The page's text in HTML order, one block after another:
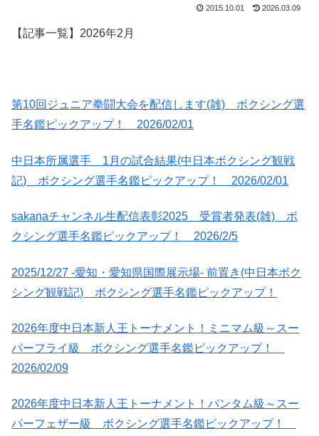
2015.10.01 2026.03.09
【記事一覧】2026年2月
第10回ジュニア拳闘大会を配信します(雑) ボクシング選
手名鑑ピックアップ！ 2026/02/01
中日本所属選手 1月の試合結果(中日本ボクシング観戦
記) ボクシング選手名鑑ピックアップ！ 2026/02/01
sakanaチャンネル生配信表彰2025 受賞者発表(雑) ボ
クシング選手名鑑ピックアップ！ 2026/2/5
2025/12/27 -愛知・愛知県国際展示場- 前置き(中日本ボク
シング観戦記) ボクシング選手名鑑ピックアップ！
2026年度中日本新人王トーナメント！ミニマム級～スー
パーフライ級 ボクシング選手名鑑ピックアップ！
2026/02/09
2026年度中日本新人王トーナメント！バンタム級～スー
パーフェザー級 ボクシング選手名鑑ピックアップ！